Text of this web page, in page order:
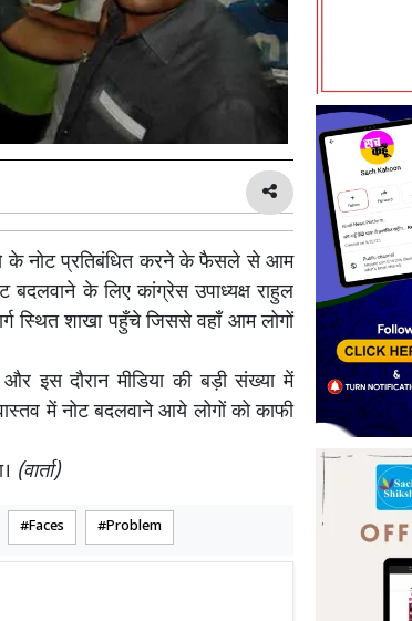
के नोट प्रतिबंधित करने के फैसले से आम
बदलवाने के लिए कांग्रेस उपाध्यक्ष राहुल
स्थित शाखा पहुँचे जिससे वहाँ आम लोगों
इस दौरान मीडिया की बड़ी संख्या में
में नोट बदलवाने आये लोगों को काफी
(वार्ता)
Faces Problem